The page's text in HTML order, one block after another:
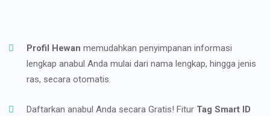
Profil Hewan memudahkan penyimpanan informasi
lengkap anabul Anda mulai dari nama lengkap, hingga jenis
ras, secara otomatis.
Daftarkan anabul Anda secara Gratis! Fitur Tag Smart ID